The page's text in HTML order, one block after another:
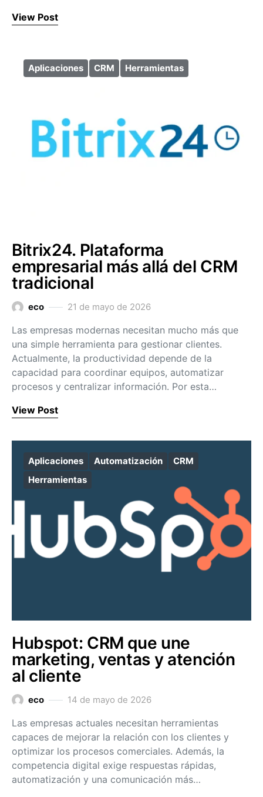
View Post
Aplicaciones CRM Herramientas
Bitrix24. Plataforma
empresarial más allá del CRM
tradicional
eco 21 de mayo de 2026
Las empresas modernas necesitan mucho más que
una simple herramienta para gestionar clientes.
Actualmente, la productividad depende de la
capacidad para coordinar equipos, automatizar
procesos y centralizar información. Por esta…
View Post
Aplicaciones Automatización
CRM
Herramientas
Hubspot: CRM que une
marketing, ventas y atención
al cliente
eco 14 de mayo de 2026
Las empresas actuales necesitan herramientas
capaces de mejorar la relación con los clientes y
optimizar los procesos comerciales. Además, la
competencia digital exige respuestas rápidas,
automatización y una comunicación más…